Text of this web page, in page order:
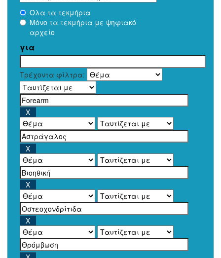
Όλα τα τεκμήρια
Μόνο τα τεκμήρια με ψηφιακό
αρχείο
για
Τρέχοντα φίλτρα: